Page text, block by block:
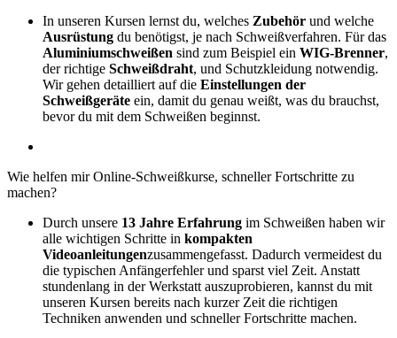
In unseren Kursen lernst du, welches Zubehör und welche
Ausrüstung du benötigst, je nach Schweißverfahren. Für das
Aluminiumschweißen sind zum Beispiel ein WIG-Brenner,
der richtige Schweißdraht, und Schutzkleidung notwendig.
Wir gehen detailliert auf die Einstellungen der
Schweißgeräte ein, damit du genau weißt, was du brauchst,
bevor du mit dem Schweißen beginnst.
Wie helfen mir Online-Schweißkurse, schneller Fortschritte zu
machen?
Durch unsere 13 Jahre Erfahrung im Schweißen haben wir
alle wichtigen Schritte in kompakten
Videoanleitungenzusammengefasst. Dadurch vermeidest du
die typischen Anfängerfehler und sparst viel Zeit. Anstatt
stundenlang in der Werkstatt auszuprobieren, kannst du mit
unseren Kursen bereits nach kurzer Zeit die richtigen
Techniken anwenden und schneller Fortschritte machen.